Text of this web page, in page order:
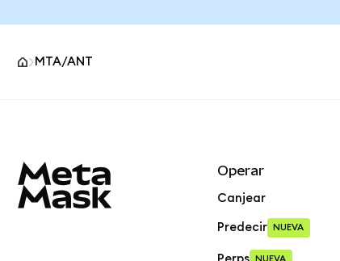
MTA/ANT
Operar
Canjear
Predecir NUEVA
NUEVA